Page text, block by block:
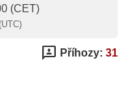
(CET)
3p Příhozy: 31